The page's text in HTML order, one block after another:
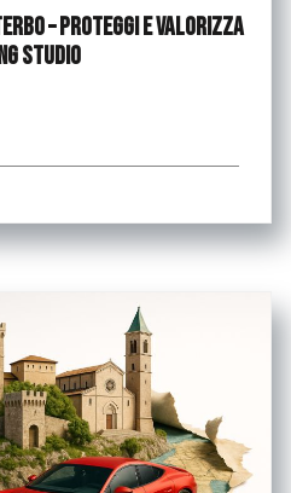
– Proteggi e valorizza
Studio